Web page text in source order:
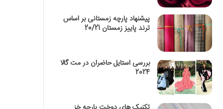
پیشنهاد پارچه زمستانی بر اساس
ترند پاییز زمستان 20/21
بررسی استایل حاضران در مت گالا
2024